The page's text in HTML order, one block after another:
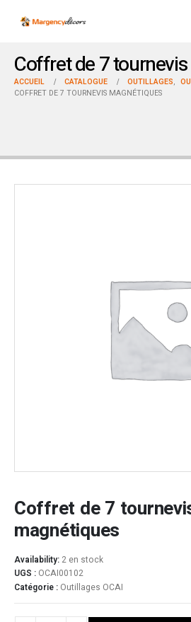
Coffret de 7
ACCUEIL CATALOGUE OUTILLAGES,
COFFRET DE 7 TOURNEVIS MAGNÉTIQUES
Coffret de 7
magnétiques
Availability: 2 en stock
UGS : OCAI00102
Catégorie : Outillages OCAI